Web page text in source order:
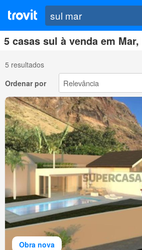
5 casas sul à venda em
5 resultados
Ordenar por
Obra nova